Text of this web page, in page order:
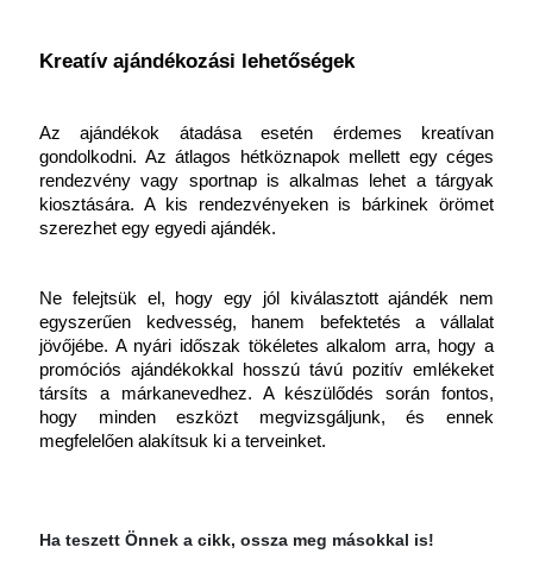
Kreatív ajándékozási lehetőségek
Az ajándékok átadása esetén érdemes kreatívan
gondolkodni. Az átlagos hétköznapok mellett egy céges
rendezvény vagy sportnap is alkalmas lehet a tárgyak
kiosztására. A kis rendezvényeken is bárkinek örömet
szerezhet egy egyedi ajándék.
Ne felejtsük el, hogy egy jól kiválasztott ajándék nem
egyszerűen kedvesség, hanem befektetés a vállalat
jövőjébe. A nyári időszak tökéletes alkalom arra, hogy a
promóciós ajándékokkal hosszú távú pozitív emlékeket
társíts a márkanevedhez. A készülődés során fontos,
hogy minden eszközt megvizsgáljunk, és ennek
megfelelően alakítsuk ki a terveinket.
Ha teszett Önnek a cikk, ossza meg másokkal is!